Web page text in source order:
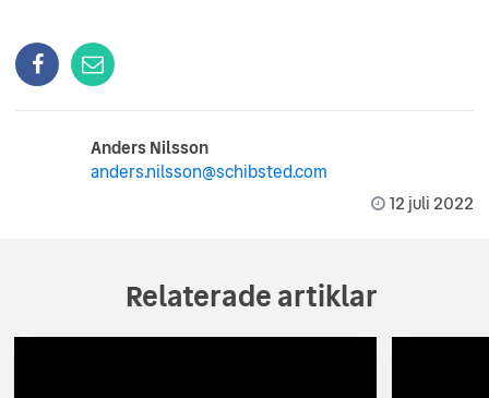
Anders Nilsson
anders.nilsson@schibsted.com
12 juli 2022
Relaterade artiklar